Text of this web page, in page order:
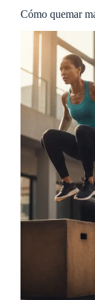
Cómo quemar